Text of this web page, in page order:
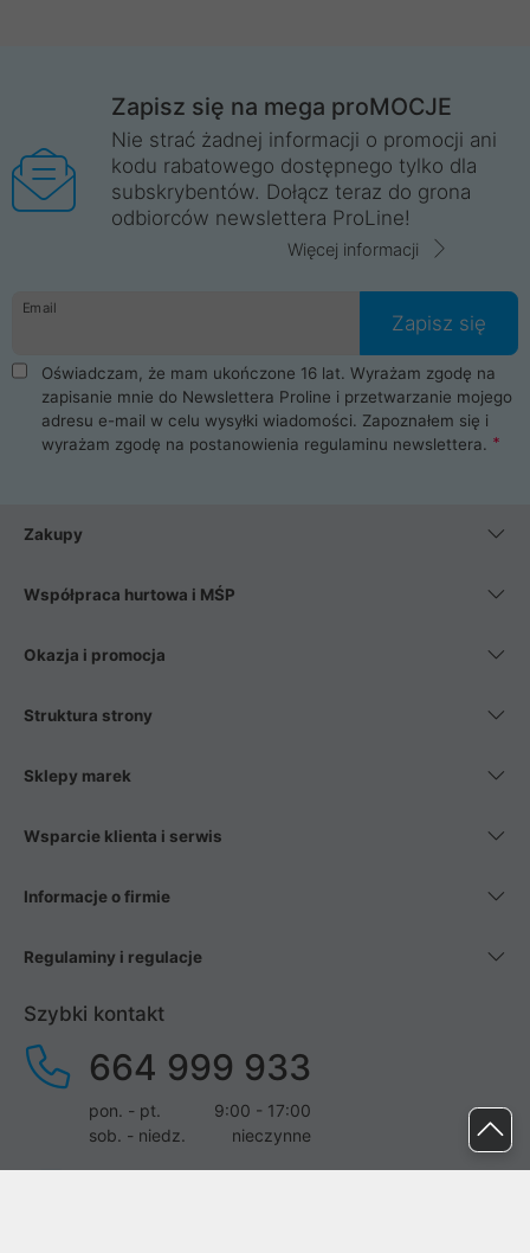
Zapisz się na mega proMOCJE
Nie strać żadnej informacji o promocji ani
kodu rabatowego dostępnego tylko dla
subskrybentów. Dołącz teraz do grona
odbiorców newslettera ProLine!
Więcej informacji
Email
Zapisz się
Oświadczam, że mam ukończone 16 lat. Wyrażam zgodę na
zapisanie mnie do Newslettera Proline i przetwarzanie mojego
adresu e-mail w celu wysyłki wiadomości. Zapoznałem się i
wyrażam zgodę na postanowienia regulaminu newslettera.
Zakupy
Współpraca hurtowa i MŚP
Okazja i promocja
Struktura strony
Sklepy marek
Wsparcie klienta i serwis
Informacje o firmie
Regulaminy i regulacje
Szybki kontakt
664 999 933
pon. - pt.
9:00 - 17:00
sob. - niedz.
nieczynne